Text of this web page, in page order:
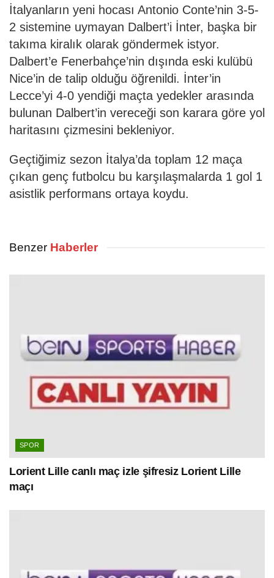
İtalyanların yeni hocası Antonio Conte’nin 3-5-
2 sistemine uymayan Dalbert’i İnter, başka bir
takıma kiralık olarak göndermek istyor.
Dalbert’e Fenerbahçe’nin dışında eski kulübü
Nice’in de talip olduğu öğrenildi. İnter’in
Lecce’yi 4-0 yendiği maçta yedekler arasında
bulunan Dalbert’in vereceği son karara göre yol
haritasını çizmesini bekleniyor.
Geçtiğimiz sezon İtalya’da toplam 12 maça
çıkan genç futbolcu bu karşılaşmalarda 1 gol 1
asistlik performans ortaya koydu.
Benzer Haberler
SPOR
Lorient Lille canlı maç izle şifresiz Lorient Lille
maçı